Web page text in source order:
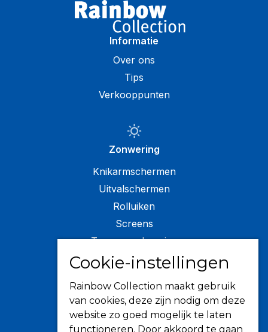
Informatie
Over ons
Tips
Verkooppunten
Zonwering
Knikarmschermen
Uitvalschermen
Rolluiken
Screens
Terrasoverkapping
Verandazonwering
Horren
Cookie-instellingen
Rainbow Collection maakt gebruik
van cookies, deze zijn nodig om deze
website zo goed mogelijk te laten
functioneren. Door akkoord te gaan